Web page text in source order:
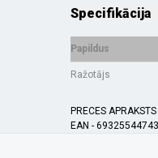
Specifikācija
Papildus
Ražotājs
PRECES APRAKSTS
EAN -